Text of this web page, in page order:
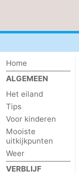
Home
ALGEMEEN
Het eiland
Tips
Voor kinderen
Mooiste
uitkijkpunten
Weer
VERBLIJF